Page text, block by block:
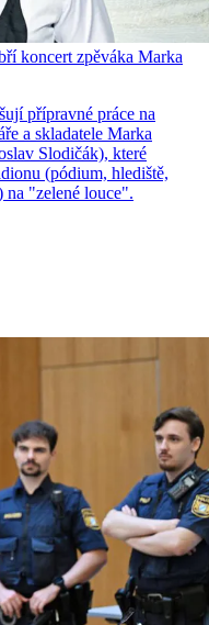
koncert zpěváka Marka
přípravné práce na
a skladatele Marka
Slodičák), které
(pódium, hlediště,
na "zelené louce".